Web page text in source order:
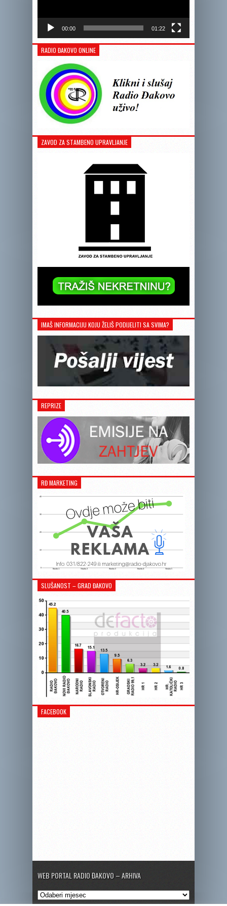
00:00 01:22
RADIO ĐAKOVO ONLINE
ZAVOD ZA STAMBENO UPRAVLJANJE
IMAŠ INFORMACIJU KOJU ŽELIŠ PODIJELITI SA SVIMA?
REPRIZE
RĐ MARKETING
SLUŠANOST – GRAD ĐAKOVO
FACEBOOK
WEB PORTAL RADIO ĐAKOVO – ARHIVA
Web
portal